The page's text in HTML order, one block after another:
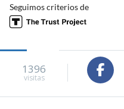
Seguimos criterios de
1396
visitas